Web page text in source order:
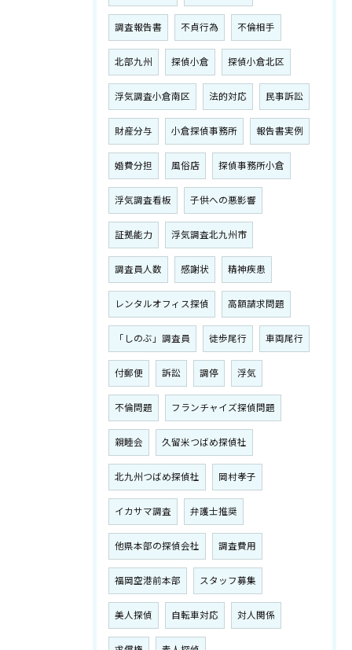
調査報告書 不貞行為 不倫相手
北部九州 探偵小倉 探偵小倉北区
浮気調査小倉南区 法的対応 民事訴訟
財産分与 小倉探偵事務所 報告書実例
婚費分担 風俗店 探偵事務所小倉
浮気調査看板 子供への悪影響
証拠能力 浮気調査北九州市
調査員人数 感謝状 精神疾患
レンタルオフィス探偵 高額請求問題
「しのぶ」調査員 徒歩尾行 車両尾行
付郵便 訴訟 調停 浮気
不倫問題 フランチャイズ探偵問題
親睦会 久留米つばめ探偵社
北九州つばめ探偵社 岡村孝子
イカサマ調査 弁護士推奨
他県本部の探偵会社 調査費用
福岡空港前本部 スタッフ募集
美人探偵 自転車対応 対人関係